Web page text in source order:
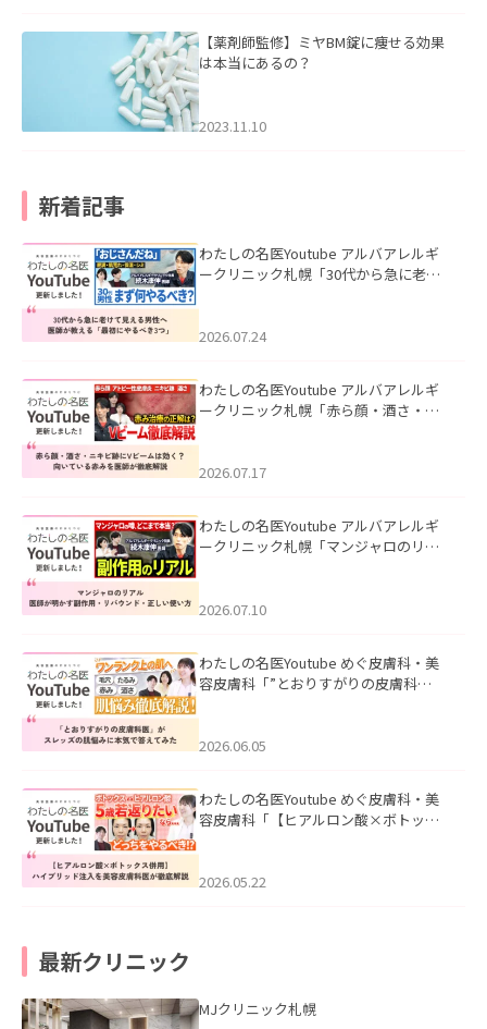
【薬剤師監修】ミヤBM錠に痩せる効果
は本当にあるの？
2023.11.10
新着記事
わたしの名医Youtube アルバアレルギ
ークリニック札幌「30代から急に老け
た。
2026.07.24
わたしの名医Youtube アルバアレルギ
ークリニック札幌「赤ら顔・酒さ・ニ
した。
2026.07.17
わたしの名医Youtube アルバアレルギ
ークリニック札幌「マンジャロのリア
た。
2026.07.10
わたしの名医Youtube めぐ皮膚科・美
容皮膚科「”とおりすがりの皮膚科
2026.06.05
わたしの名医Youtube めぐ皮膚科・美
容皮膚科「【ヒアルロン酸×ボトック
た。
2026.05.22
最新クリニック
MJクリニック札幌